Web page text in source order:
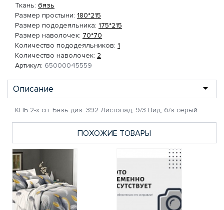
Ткань: бязь
Размер простыни: 180*215
Размер пододеяльника: 175*215
Размер наволочек: 70*70
Количество пододеяльников: 1
Количество наволочек: 2
Артикул: 65000045559
Описание
КПБ 2-х сп. Бязь диз. 392 Листопад, 9/3 Вид, б/з серый
ПОХОЖИЕ ТОВАРЫ